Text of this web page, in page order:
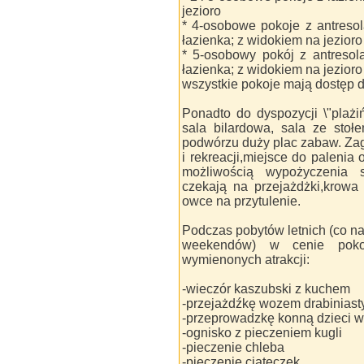
jezioro
* 4-osobowe pokoje z
łazienka; z widokiem na jezioro
* 5-osobowy pokój z
łazienka; z widokiem na jezioro
wszystkie pokoje mają dostęp
Ponadto do dyspozycji
sala bilardowa, sala ze
podwórzu duży plac zabaw.
i rekreacji,miejsce do palenia
możliwością
czekają na
owce na przytulenie.
Podczas pobytów letnich (co
weekendów) w cenie
wymienonych atrakcji:
-wieczór kaszubski z kuchem
-przejażdźkę wozem
-przeprowadzkę konną dzieci
-ognisko z pieczeniem kugli
-pieczenie chleba